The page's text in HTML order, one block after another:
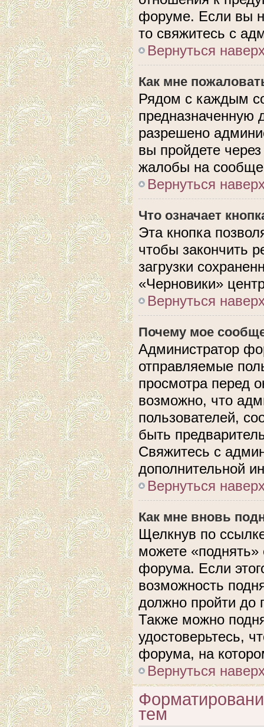
форуме. Если вы
то свяжитесь с
Вернуться
Как мне
Рядом с каждым
предназначенную
разрешено
вы пройдете
жалобы на
Вернуться
Что означает
Эта кнопка
чтобы закончить
загрузки
«Черновики»
Вернуться
Почему мое
Администратор
отправляемые
просмотра перед
возможно, что
пользователей,
быть
Свяжитесь с
дополнительной
Вернуться
Как мне вновь
Щелкнув по
можете
форума. Если
возможность
должно пройти до
Также можно
удостоверьтесь,
форума, на
Вернуться
тем